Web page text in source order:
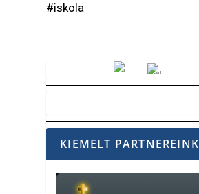
#iskola
KIEMELT PARTNEREINK